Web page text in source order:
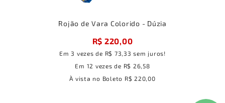
Rojão de Vara Colorido - Dúzia
R$ 220,00
Em 3 vezesde R$ 73,33 sem juros!
Em 12 vezesde R$ 26,58
À vista no Boleto R$ 220,00